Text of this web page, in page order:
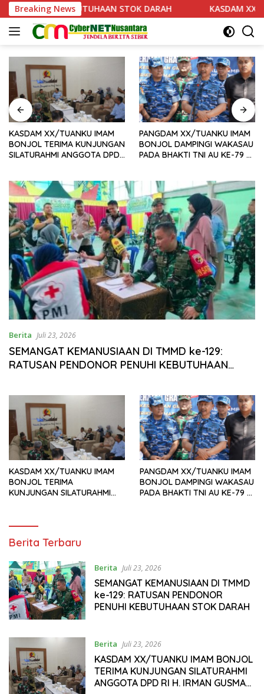
Langsung
ke
konten
Breaking NewsSTOK DARAH KASDAM XX/TUANKU IMAM
KASDAM XX/TUANKU IMAM
BONJOL TERIMA KUNJUNGAN
SILATURAHMI ANGGOTA DPD
PANGDAM XX/TUANKU IMAM
BONJOL DAMPINGI WAKASAU
PADA BHAKTI TNI AU KE-79 DI
Berita Juli 23, 2026
SEMANGAT KEMANUSIAAN DI TMMD ke-129:
RATUSAN PENDONOR PENUHI KEBUTUHAAN
KASDAM XX/TUANKU IMAM
BONJOL TERIMA
KUNJUNGAN SILATURAHMI
MAKODAM
PANGDAM XX/TUANKU IMAM
BONJOL DAMPINGI WAKASAU
PADA BHAKTI TNI AU KE-79 DI
Berita Terbaru
Berita Juli 23, 2026
SEMANGAT KEMANUSIAAN DI TMMD
ke-129: RATUSAN PENDONOR
PENUHI KEBUTUHAAN STOK DARAH
Berita Juli 23, 2026
KASDAM XX/TUANKU IMAM BONJOL
TERIMA KUNJUNGAN SILATURAHMI
ANGGOTA DPD RI H. IRMAN GUSMAN,